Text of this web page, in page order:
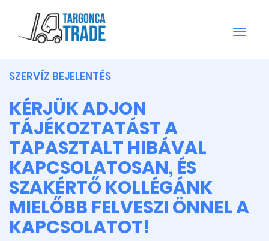
Toggle
SZERVÍZ BEJELENTÉS
KÉRJÜK ADJON
TÁJÉKOZTATÁST A
TAPASZTALT HIBÁVAL
KAPCSOLATOSAN, ÉS
SZAKÉRTŐ KOLLÉGÁNK
MIELŐBB FELVESZI ÖNNEL A
KAPCSOLATOT!